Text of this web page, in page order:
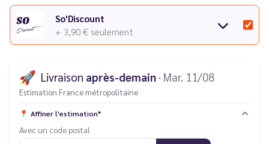
So'Discount
+ 3,90 € seulement
🚀 Livraison après-demain · Mar. 11/08
Estimation France métropolitaine
📍 Affiner l'estimation*
Avec un code postal